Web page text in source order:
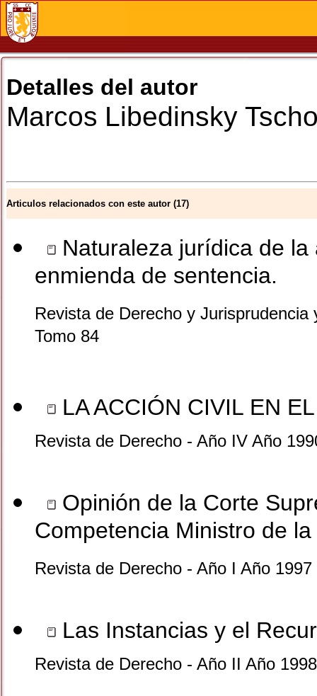
Detalles del autor
Marcos Libedinsky
Articulos relacionados con este autor (17)
Naturaleza jurídica de
enmienda de sentencia.
Revista de Derecho y
Tomo 84
LA ACCIÓN CIVIL EN
Revista de Derecho - Año IV Año
Opinión de la Corte
Competencia Ministro de
Revista de Derecho - Año I Año 1997
Las Instancias y el
Revista de Derecho - Año II Año